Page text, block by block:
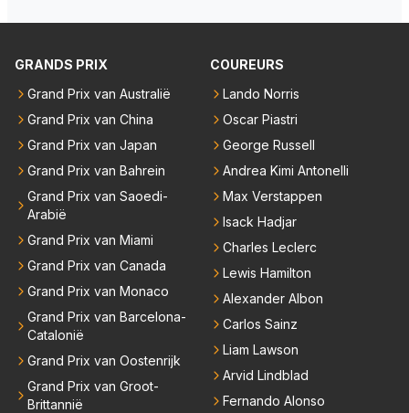
GRANDS PRIX
Grand Prix van Australië
Grand Prix van China
Grand Prix van Japan
Grand Prix van Bahrein
Grand Prix van Saoedi-
Arabië
Grand Prix van Miami
Grand Prix van Canada
Grand Prix van Monaco
Grand Prix van Barcelona-
Catalonië
Grand Prix van Oostenrijk
Grand Prix van Groot-
Brittannië
COUREURS
Lando Norris
Oscar Piastri
George Russell
Andrea Kimi Antonelli
Max Verstappen
Isack Hadjar
Charles Leclerc
Lewis Hamilton
Alexander Albon
Carlos Sainz
Liam Lawson
Arvid Lindblad
Fernando Alonso